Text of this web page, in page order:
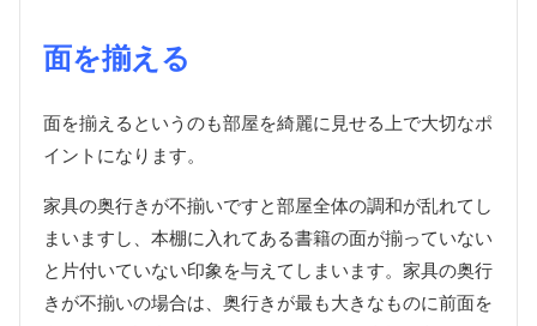
面を揃える
面を揃えるというのも部屋を綺麗に見せる上で大切なポ
イントになります。
家具の奥行きが不揃いですと部屋全体の調和が乱れてし
まいますし、本棚に入れてある書籍の面が揃っていない
と片付いていない印象を与えてしまいます。家具の奥行
きが不揃いの場合は、奥行きが最も大きなものに前面を